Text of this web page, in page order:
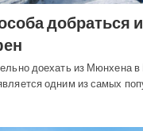
добраться
доехать из Мюнхена
одним из самых